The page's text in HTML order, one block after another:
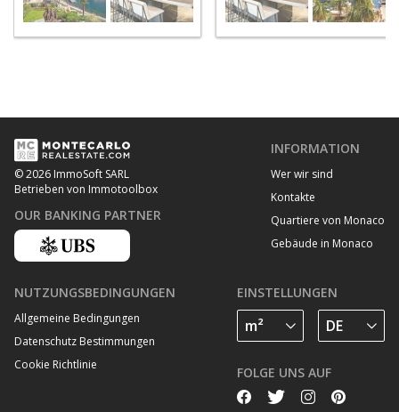
© 2026 ImmoSoft SARL
Betrieben von Immotoolbox
OUR BANKING PARTNER
INFORMATION
Wer wir sind
Kontakte
Quartiere von Monaco
Gebäude in Monaco
NUTZUNGSBEDINGUNGEN
Allgemeine Bedingungen
Datenschutz Bestimmungen
Cookie Richtlinie
EINSTELLUNGEN
FOLGE UNS AUF